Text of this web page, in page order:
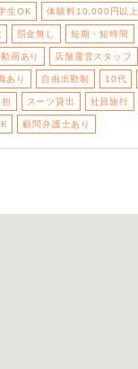
生OK 体験料10,000円以上
罰金無し 短期・短時間
画あり 店舗運営スタッフ
あり 自由出勤制 10代
スーツ貸出 社員旅行
顧問弁護士あり